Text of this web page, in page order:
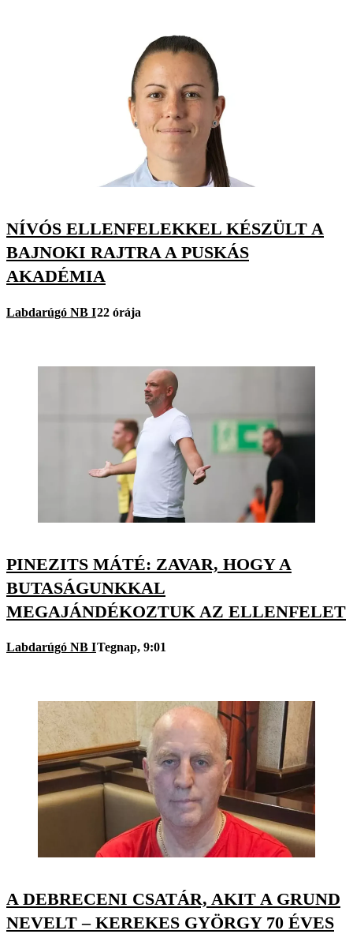
NÍVÓS ELLENFELEKKEL KÉSZÜLT A
BAJNOKI RAJTRA A PUSKÁS
AKADÉMIA
Labdarúgó NB I22 órája
PINEZITS MÁTÉ: ZAVAR, HOGY A
BUTASÁGUNKKAL
MEGAJÁNDÉKOZTUK AZ ELLENFELET
Labdarúgó NB ITegnap, 9:01
A DEBRECENI CSATÁR, AKIT A GRUND
NEVELT – KEREKES GYÖRGY 70 ÉVES